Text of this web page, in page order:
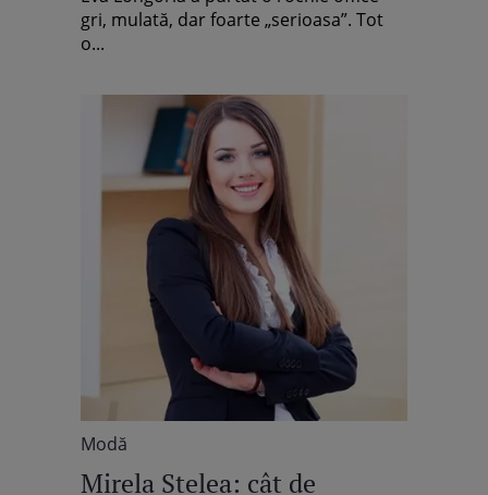
gri, mulată, dar foarte „serioasa”. Tot
o...
Modă
Mirela Stelea: cât de